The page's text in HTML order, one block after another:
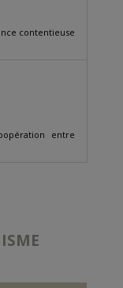
contentieuse
entre